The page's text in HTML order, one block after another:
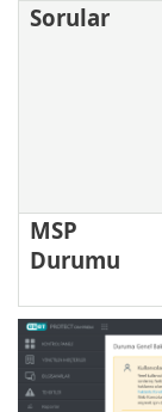
Sorular
MSP
Durumu